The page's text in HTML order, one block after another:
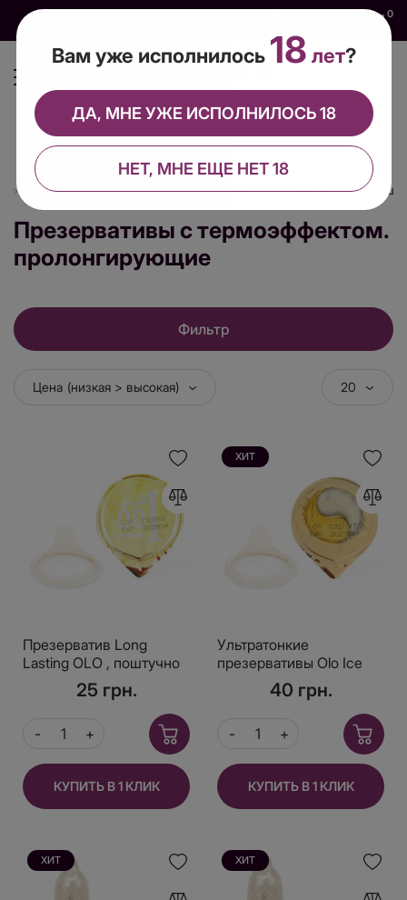
0
Презервативы Презервативы с термоэффектом.
Презервативы с термоэффектом.
пролонгирующие
Фильтр
Цена (низкая > высокая) 20
Презерватив Long
Lasting OLO , поштучно
25 грн.
КУПИТЬ В 1 КЛИК
ХИТ
Ультратонкие
презервативы Olo Ice
and Fire, 1шт40 грн.
КУПИТЬ В 1 КЛИК
ХИТ ХИТ
Вам уже исполнилось 18 лет?
НЕТ, МНЕ ЕЩЕ НЕТ 18
ДА, МНЕ УЖЕ ИСПОЛНИЛОСЬ 18